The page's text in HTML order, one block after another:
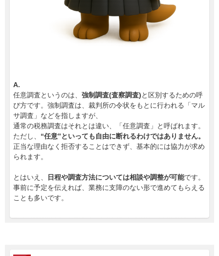
A.
任意調査というのは、 強制調査(査察調査) と区別するための呼
び方です。強制調査は、裁判所の令状をもとに行われる「マル
サ調査」などを指しますが、
通常の税務調査はそれとは違い、「任意調査」と呼ばれます。
ただし、 “任意”といっても自由に断れるわけではありません。
正当な理由なく拒否することはできず、基本的には協力が求め
られます。
とはいえ、 日程や調査方法については相談や調整が可能です。
事前に予定を伝えれば、業務に支障のない形で進めてもらえる
ことも多いです。